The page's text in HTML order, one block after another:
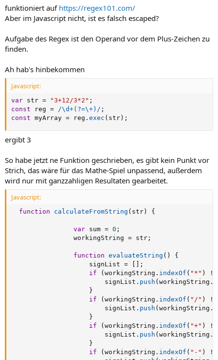
funktioniert auf https://regex101.com/
Aber im Javascript nicht, ist es falsch escaped?
Aufgabe des Regex ist den Operand vor dem Plus-Zeichen zu
finden.
Ah hab's hinbekommen
Javascript:
var str = "3+12/3*2" ;
const reg = /\d+(?=\+)/ ;
const myArray = reg . exec ( str ) ;
ergibt 3
So habe jetzt ne Funktion geschrieben, es gibt kein Punkt vor
Strich, das wäre für das Mathe-Spiel unpassend, außerdem
wird nur mit ganzzahligen Resultaten gearbeitet.
Javascript:
function calculateFromString ( str ) {
var sum = 0 ;
                workingString
= str ;
function evaluateString ( )
{
                    signList
=
;
if
( workingString . indexOf ( "*" )
!=
                        signList
. push ( workingString .
}
if
( workingString . indexOf ( "/" )
!=
                        signList
. push ( workingString .
}
if
( workingString . indexOf ( "+" )
!=
                        signList
. push ( workingString .
}
if
( workingString . indexOf ( "-" )
!=